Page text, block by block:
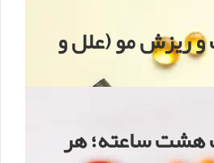
ریزش مو (علل و
هشت ساعته؛ هر